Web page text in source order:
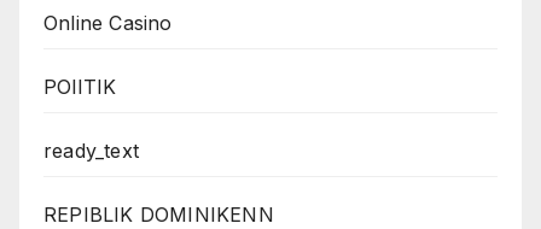
Online Casino
POlITIK
ready_text
REPIBLIK DOMINIKENN